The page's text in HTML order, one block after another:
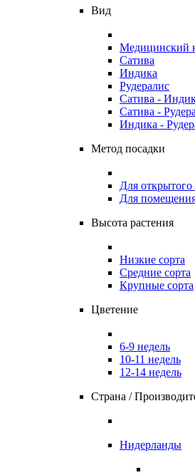
Вид
Медицинский
Сатива
Индика
Рудералис
Сатива -
Сатива -
Индика -
Метод посадки
Для открытого
Для
Высота растения
Низкие сорта
Средние сорта
Крупные сорта
Цветение
6-9 недель
10-11 недель
12-14 недель
Страна /
Нидерланды